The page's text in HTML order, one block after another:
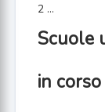
2 ...
Scuole
in